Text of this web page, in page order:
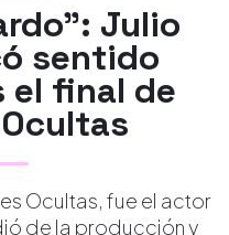
Julio
sentido
el final de
Ocultas, fue el actor
de la producción y